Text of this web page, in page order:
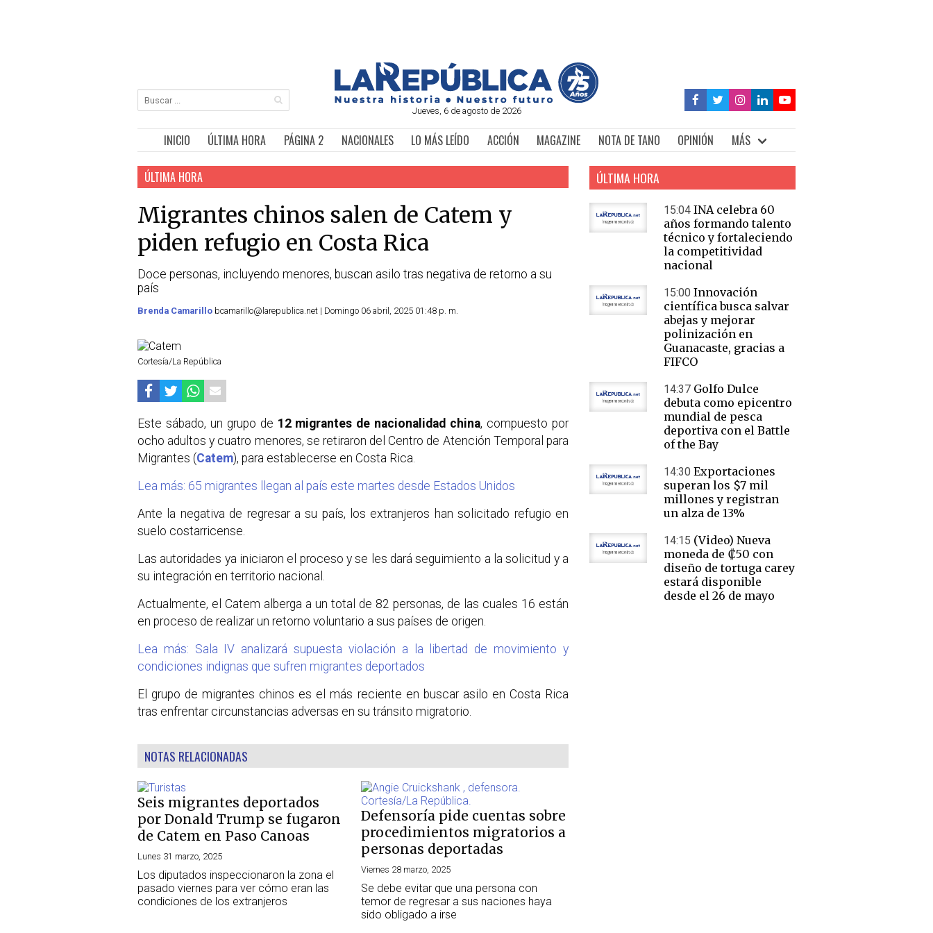
Jueves, 6 de agosto de 2026
INICIO ÚLTIMA HORA PÁGINA 2 NACIONALES LO MÁS LEÍDO ACCIÓN MAGAZINE NOTA DE TANO OPINIÓN MÁS
ÚLTIMA HORA
Migrantes chinos salen de Catem y
piden refugio en Costa Rica
Doce personas, incluyendo menores, buscan asilo tras negativa de retorno a su
país
Brenda Camarillo bcamarillo@larepublica.net | Domingo 06 abril, 2025 01:48 p. m.
Cortesía/La República
Este sábado, un grupo de 12 migrantes de nacionalidad china, compuesto por
ocho adultos y cuatro menores, se retiraron del Centro de Atención Temporal para
Migrantes (Catem), para establecerse en Costa Rica.
Lea más: 65 migrantes llegan al país este martes desde Estados Unidos
Ante la negativa de regresar a su país, los extranjeros han solicitado refugio en
suelo costarricense.
Las autoridades ya iniciaron el proceso y se les dará seguimiento a la solicitud y a
su integración en territorio nacional.
Actualmente, el Catem alberga a un total de 82 personas, de las cuales 16 están
en proceso de realizar un retorno voluntario a sus países de origen.
Lea más: Sala IV analizará supuesta violación a la libertad de movimiento y
condiciones indignas que sufren migrantes deportados
El grupo de migrantes chinos es el más reciente en buscar asilo en Costa Rica
tras enfrentar circunstancias adversas en su tránsito migratorio.
NOTAS RELACIONADAS
Seis migrantes deportados
por Donald Trump se fugaron
de Catem en Paso Canoas
Lunes 31 marzo, 2025
Los diputados inspeccionaron la zona el
pasado viernes para ver cómo eran las
condiciones de los extranjeros
Defensoría pide cuentas sobre
procedimientos migratorios a
personas deportadas
Viernes 28 marzo, 2025
Se debe evitar que una persona con
temor de regresar a sus naciones haya
sido obligado a irse
ÚLTIMA HORA
15:04 INA celebra 60
años formando talento
técnico y fortaleciendo
la competitividad
nacional
15:00 Innovación
científica busca salvar
abejas y mejorar
polinización en
Guanacaste, gracias a
FIFCO
14:37 Golfo Dulce
debuta como epicentro
mundial de pesca
deportiva con el Battle
of the Bay
14:30 Exportaciones
superan los $7 mil
millones y registran
un alza de 13%
14:15 (Video) Nueva
moneda de ₡50 con
diseño de tortuga carey
estará disponible
desde el 26 de mayo